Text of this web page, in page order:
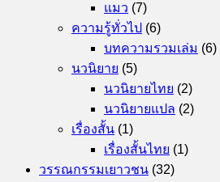
แมว (7)
ความรู้ทั่วไป (6)
บทความรวมเล่ม (6)
นวนิยาย (5)
นวนิยายไทย (2)
นวนิยายแปล (2)
เรื่องสั้น (1)
เรื่องสั้นไทย (1)
วรรณกรรมเยาวชน (32)